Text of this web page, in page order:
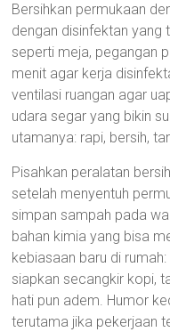
Bersihkan permukaan
dengan disinfektan yang
seperti meja, pegangan
menit agar kerja
ventilasi ruangan agar
udara segar yang bikin
utamanya: rapi, bersih,
Pisahkan peralatan
setelah menyentuh
simpan sampah pada
bahan kimia yang bisa
kebiasaan baru di
siapkan secangkir kopi,
hati pun adem. Humor
terutama jika pekerjaan